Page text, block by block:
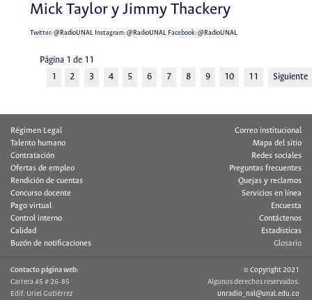
Mick Taylor y Jimmy Thackery
Twitter:@RadioUNALInstagram:@RadioUNALFacebook:@RadioUNAL
Página 1 de 11
1
2 3 4 5 6 7 8 9 10 11 Siguiente
Régimen Legal
Talento humano
Contratación
Ofertas de empleo
Rendición de cuentas
Concurso docente
Pago virtual
Control interno
Calidad
Buzón de notificaciones
Correo institucional
Mapa del sitio
Redes sociales
Preguntas frecuentes
Quejas y reclamos
Servicios en línea
Encuesta
Contáctenos
Estadísticas
Glosario
Contacto página web:
Carrera 45 # 26-85
Edif. Uriel Gutiérrez
© Copyright 2021
Algunos derechos reservados.
unradio_nal@unal.edu.co